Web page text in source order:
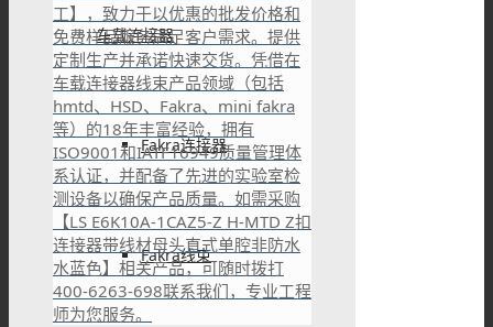
车载连接器
Fakra连接器
Fakra线束
工】，致力于以优惠的批发价格和
免费样品服务满足客户需求。提供
定制生产并承诺快速交货。凭借在
车载连接器线束产品领域（包括
hmtd、HSD、Fakra、mini fakra
等）的18年丰富经验，拥有
ISO9001和IATF16949质量管理体
系认证，并配备了先进的实验室检
测设备以确保产品质量。如需采购
【LS E6K10A-1CAZ5-Z H-MTD Z扣
连接器带线材母头直式单腔非防水
水蓝色】相关产品，可随时拨打
400-6263-698联系我们，专业工程
师为您服务。